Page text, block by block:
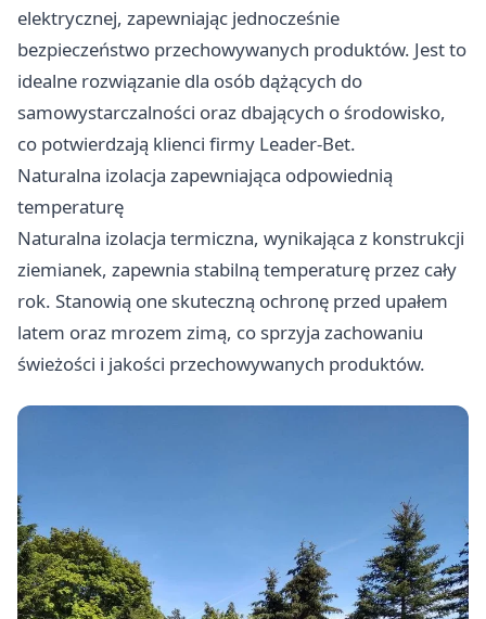
elektrycznej, zapewniając jednocześnie
bezpieczeństwo przechowywanych produktów. Jest to
idealne rozwiązanie dla osób dążących do
samowystarczalności oraz dbających o środowisko,
co potwierdzają klienci firmy Leader-Bet.
Naturalna izolacja zapewniająca odpowiednią
temperaturę
Naturalna izolacja termiczna, wynikająca z konstrukcji
ziemianek, zapewnia stabilną temperaturę przez cały
rok. Stanowią one skuteczną ochronę przed upałem
latem oraz mrozem zimą, co sprzyja zachowaniu
świeżości i jakości przechowywanych produktów.